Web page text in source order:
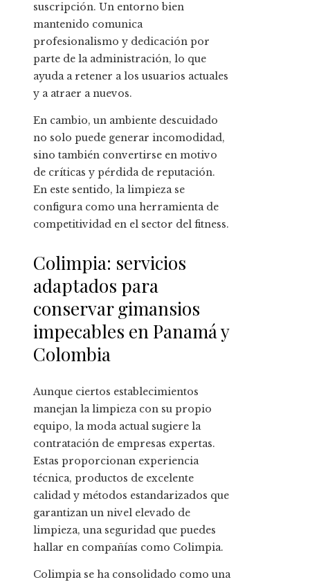
suscripción. Un entorno bien
mantenido comunica
profesionalismo y dedicación por
parte de la administración, lo que
ayuda a retener a los usuarios actuales
y a atraer a nuevos.
En cambio, un ambiente descuidado
no solo puede generar incomodidad,
sino también convertirse en motivo
de críticas y pérdida de reputación.
En este sentido, la limpieza se
configura como una herramienta de
competitividad en el sector del fitness.
Colimpia: servicios
adaptados para
conservar gimansios
impecables en Panamá y
Colombia
Aunque ciertos establecimientos
manejan la limpieza con su propio
equipo, la moda actual sugiere la
contratación de empresas expertas.
Estas proporcionan experiencia
técnica, productos de excelente
calidad y métodos estandarizados que
garantizan un nivel elevado de
limpieza, una seguridad que puedes
hallar en compañías como Colimpia.
Colimpia se ha consolidado como una